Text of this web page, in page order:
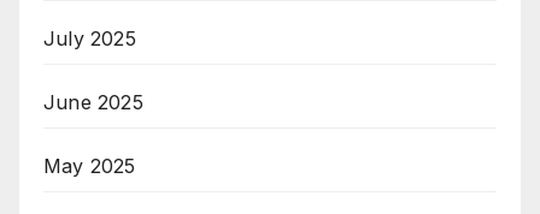
July 2025
June 2025
May 2025